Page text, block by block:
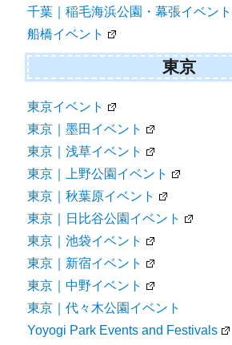
千葉｜稲毛海浜公園・幕張イベント
船橋イベント
東京
東京イベント
東京｜墨田イベント
東京｜浅草イベント
東京｜上野公園イベント
東京｜秋葉原イベント
東京｜日比谷公園イベント
東京｜池袋イベント
東京｜新宿イベント
東京｜中野イベント
東京｜代々木公園イベント
Yoyogi Park Events and Festivals